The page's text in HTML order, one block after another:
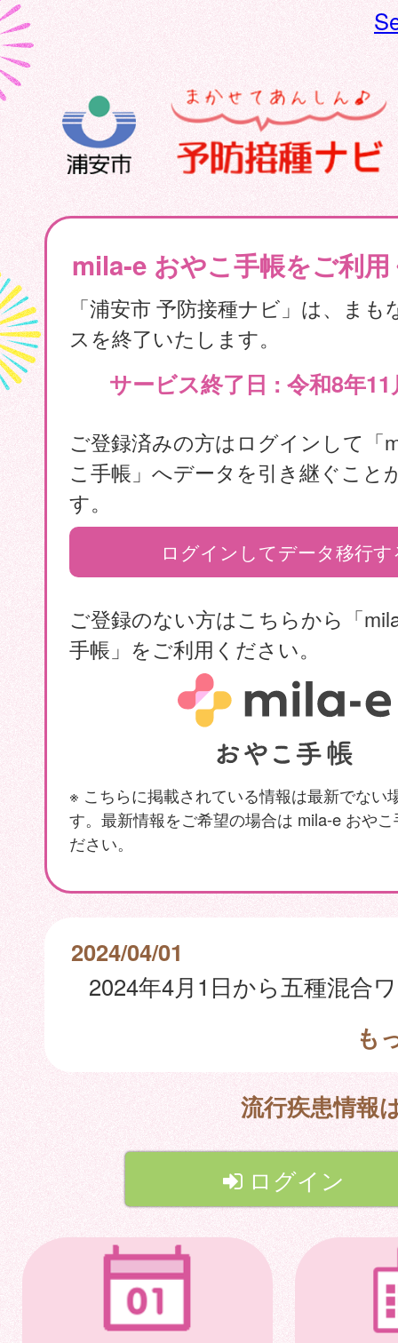
mila-e おやこ手帳をご利
「浦安市 予防接種ナビ」は、まも
スを終了いたします。
サービス終了日 : 令和8年11
ご登録済みの方はログインして「
こ手帳」へデータを引き継ぐこと
す。
ログインしてデータ移行す
ご登録のない方はこちらから「
手帳」をご利用ください。
※ こちらに掲載されている情報は最新でない
す。最新情報をご希望の場合は mila-e おや
ださい。
2024/04/01
も
流行疾患情報
ログイン